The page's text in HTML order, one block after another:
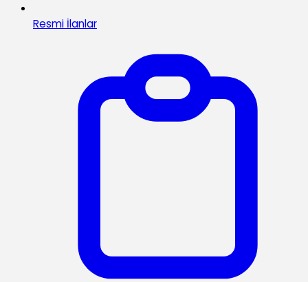
Resmi İlanlar